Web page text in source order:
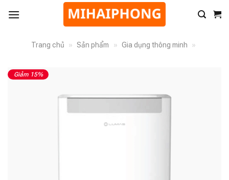
Trang chủ » Sản phẩm » Gia dụng thông minh »
Giảm 15%